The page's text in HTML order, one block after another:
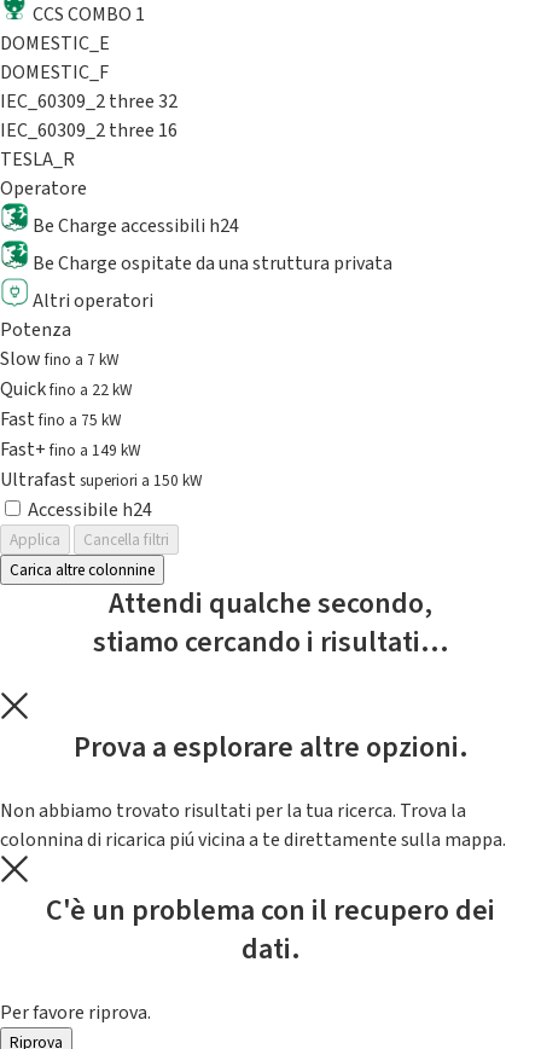
CCS COMBO 1
DOMESTIC_E
DOMESTIC_F
IEC_60309_2 three 32
IEC_60309_2 three 16
TESLA_R
Operatore
Be Charge accessibili h24
Be Charge ospitate da una struttura privata
Altri operatori
Potenza
Slowfino a 7 kW
Quickfino a 22 kW
Fastfino a 75 kW
Fast+fino a 149 kW
Ultrafast superiori a 150 kW
Accessibile h24
Applica
Cancella filtri
Carica altre colonnine
Attendi qualche secondo,
stiamo cercando i risultati...
Prova a esplorare altre opzioni.
Non abbiamo trovato risultati per la tua ricerca. Trova la
colonnina di ricarica piú vicina a te direttamente sulla mappa.
C'è un problema con il recupero dei
dati.
Per favore riprova.
Riprova